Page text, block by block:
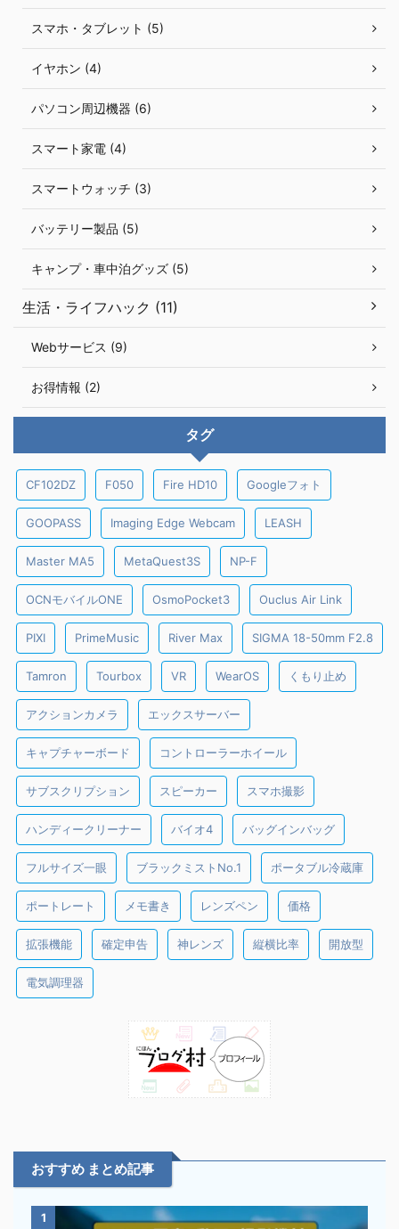
スマホ・タブレット (5)
イヤホン (4)
パソコン周辺機器 (6)
スマート家電 (4)
スマートウォッチ (3)
バッテリー製品 (5)
キャンプ・車中泊グッズ (5)
生活・ライフハック (11)
Webサービス (9)
お得情報 (2)
タグ
CF102DZ F050 Fire HD10 Googleフォト
GOOPASS Imaging Edge Webcam LEASH
Master MA5 MetaQuest3S NP-F
OCNモバイルONE OsmoPocket3 Ouclus Air Link
PIXI PrimeMusic River Max SIGMA 18-50mm F2.8
Tamron Tourbox VR WearOS くもり止め
アクションカメラ エックスサーバー
キャプチャーボード コントローラーホイール
サブスクリプション スピーカー スマホ撮影
ハンディークリーナー バイオ4 バッグインバッグ
フルサイズ一眼 ブラックミストNo.1 ポータブル冷蔵庫
ポートレート メモ書き レンズペン 価格
拡張機能 確定申告 神レンズ 縦横比率 開放型
電気調理器
おすすめ まとめ記事
1